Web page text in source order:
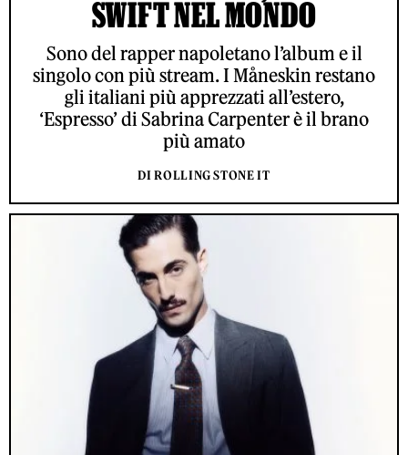
SWIFT NEL MONDO
Sono del rapper napoletano l’album e il
singolo con più stream. I Måneskin restano
gli italiani più apprezzati all’estero,
‘Espresso’ di Sabrina Carpenter è il brano
più amato
DI ROLLING STONE IT